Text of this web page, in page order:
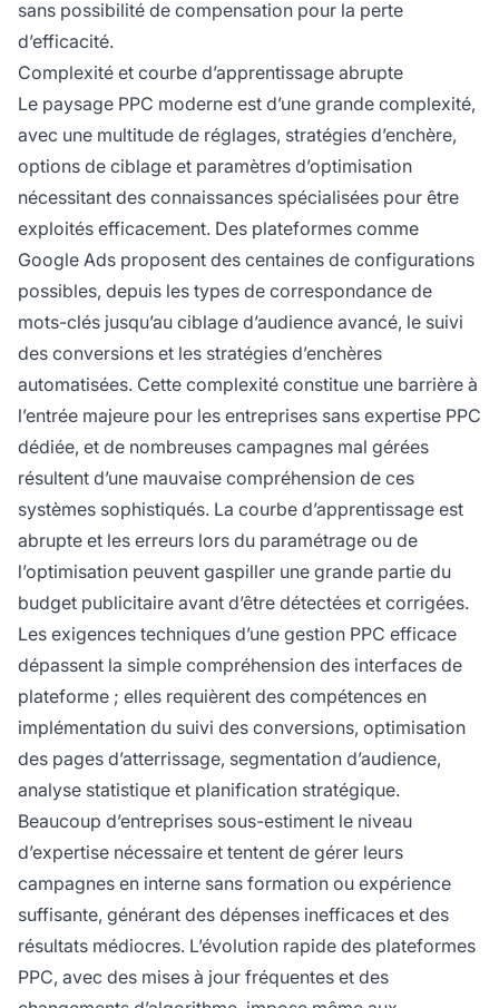
sans possibilité de compensation pour la perte
d’efficacité.
Complexité et courbe d’apprentissage abrupte
Le paysage PPC moderne est d’une grande complexité,
avec une multitude de réglages, stratégies d’enchère,
options de ciblage et paramètres d’optimisation
nécessitant des connaissances spécialisées pour être
exploités efficacement. Des plateformes comme
Google Ads proposent des centaines de configurations
possibles, depuis les types de correspondance de
mots-clés jusqu’au ciblage d’audience avancé, le suivi
des conversions et les stratégies d’enchères
automatisées. Cette complexité constitue une barrière à
l’entrée majeure pour les entreprises sans expertise PPC
dédiée, et de nombreuses campagnes mal gérées
résultent d’une mauvaise compréhension de ces
systèmes sophistiqués. La courbe d’apprentissage est
abrupte et les erreurs lors du paramétrage ou de
l’optimisation peuvent gaspiller une grande partie du
budget publicitaire avant d’être détectées et corrigées.
Les exigences techniques d’une gestion PPC efficace
dépassent la simple compréhension des interfaces de
plateforme ; elles requièrent des compétences en
implémentation du suivi des conversions, optimisation
des pages d’atterrissage, segmentation d’audience,
analyse statistique et planification stratégique.
Beaucoup d’entreprises sous-estiment le niveau
d’expertise nécessaire et tentent de gérer leurs
campagnes en interne sans formation ou expérience
suffisante, générant des dépenses inefficaces et des
résultats médiocres. L’évolution rapide des plateformes
PPC, avec des mises à jour fréquentes et des